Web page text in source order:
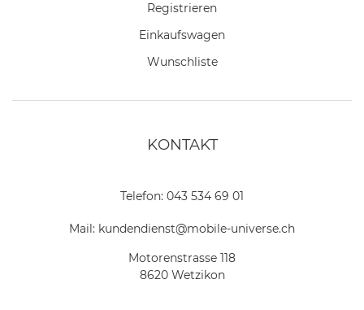
Registrieren
Einkaufswagen
Wunschliste
KONTAKT
Telefon: 043 534 69 01
Mail: kundendienst@mobile-universe.ch
Motorenstrasse 118
8620 Wetzikon